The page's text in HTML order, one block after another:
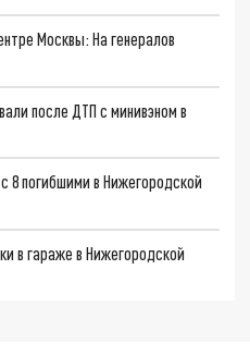
Москвы: На генералов
после ДТП с минивэном в
8 погибшими в Нижегородской
в гараже в Нижегородской